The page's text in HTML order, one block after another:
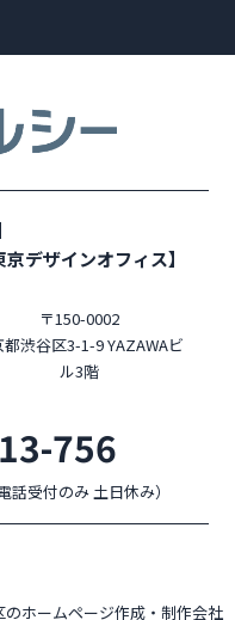
京デザインオフィス】
〒150-0002
都渋谷区3-1-9 YAZAWAビ
ル3階
756
受付のみ 土日休み）
ホームページ作成・制作会社